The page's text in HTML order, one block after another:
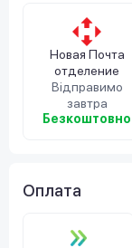
Новая Почта
отделение
Відправимо
завтра
Безкоштовно
Оплата